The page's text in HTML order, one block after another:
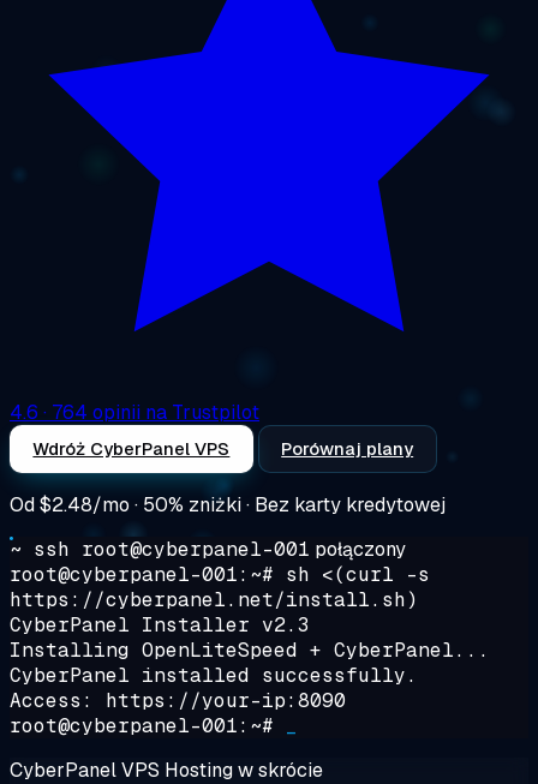
4.6 · 764 opinii na Trustpilot
Wdróż CyberPanel VPS Porównaj plany
Od$2.48/mo · 50% zniżki · Bez karty kredytowej
~ ssh root@cyberpanel-001 połączony
root@cyberpanel-001:~# sh <(curl -s
https://cyberpanel.net/install.sh)
CyberPanel Installer v2.3
Installing OpenLiteSpeed + CyberPanel...
CyberPanel installed successfully.
Access: https://your-ip:8090
root@cyberpanel-001:~#
CyberPanel VPS Hosting w skrócie